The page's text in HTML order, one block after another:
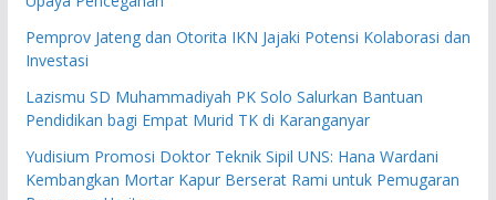
Pemprov Jateng dan Otorita IKN Jajaki Potensi Kolaborasi dan
Investasi
Lazismu SD Muhammadiyah PK Solo Salurkan Bantuan
Pendidikan bagi Empat Murid TK di Karanganyar
Yudisium Promosi Doktor Teknik Sipil UNS: Hana Wardani
Kembangkan Mortar Kapur Berserat Rami untuk Pemugaran